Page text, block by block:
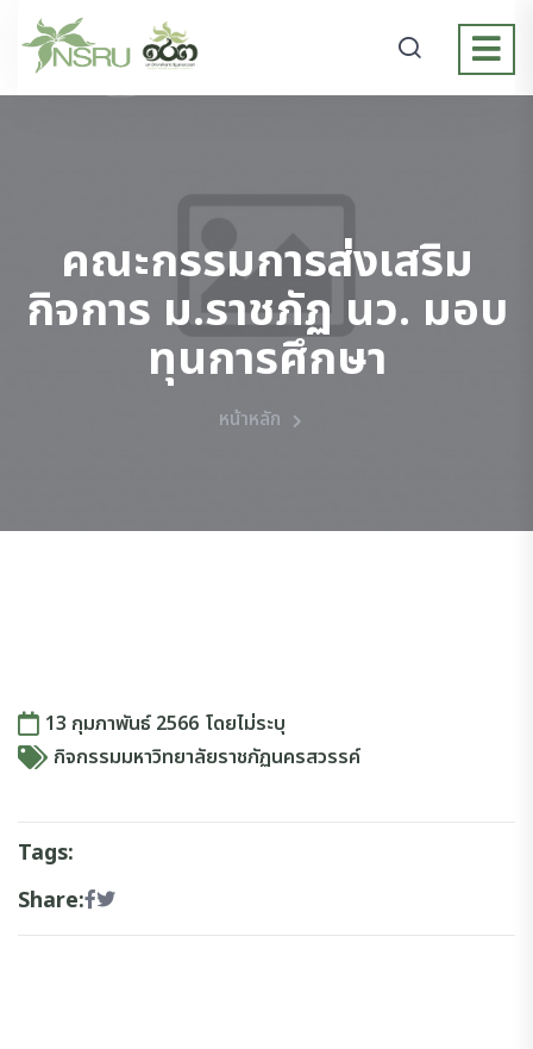
คณะกรรมการส่งเสริม
กิจการ ม.ราชภัฏ นว. มอบ
ทุนการศึกษา
หน้าหลัก
13 กุมภาพันธ์ 2566 โดยไม่ระบุ
กิจกรรมมหาวิทยาลัยราชภัฏนครสวรรค์
Tags:
Share: